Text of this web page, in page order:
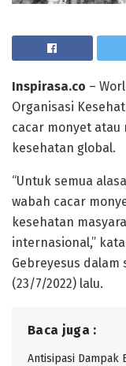
Inspirasa.co –
Organisasi
cacar monyet atau
kesehatan global.
“Untuk semua
wabah cacar
kesehatan
internasional,”
Gebreyesus
(23/7/2022) lalu.
Baca juga :
Antisipasi Dampak